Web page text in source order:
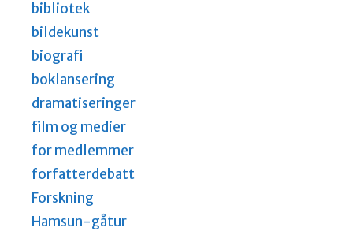
bibliotek
bildekunst
biografi
boklansering
dramatiseringer
film og medier
for medlemmer
forfatterdebatt
Forskning
Hamsun-gåtur